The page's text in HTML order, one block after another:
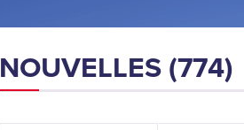
NOUVELLES (774)